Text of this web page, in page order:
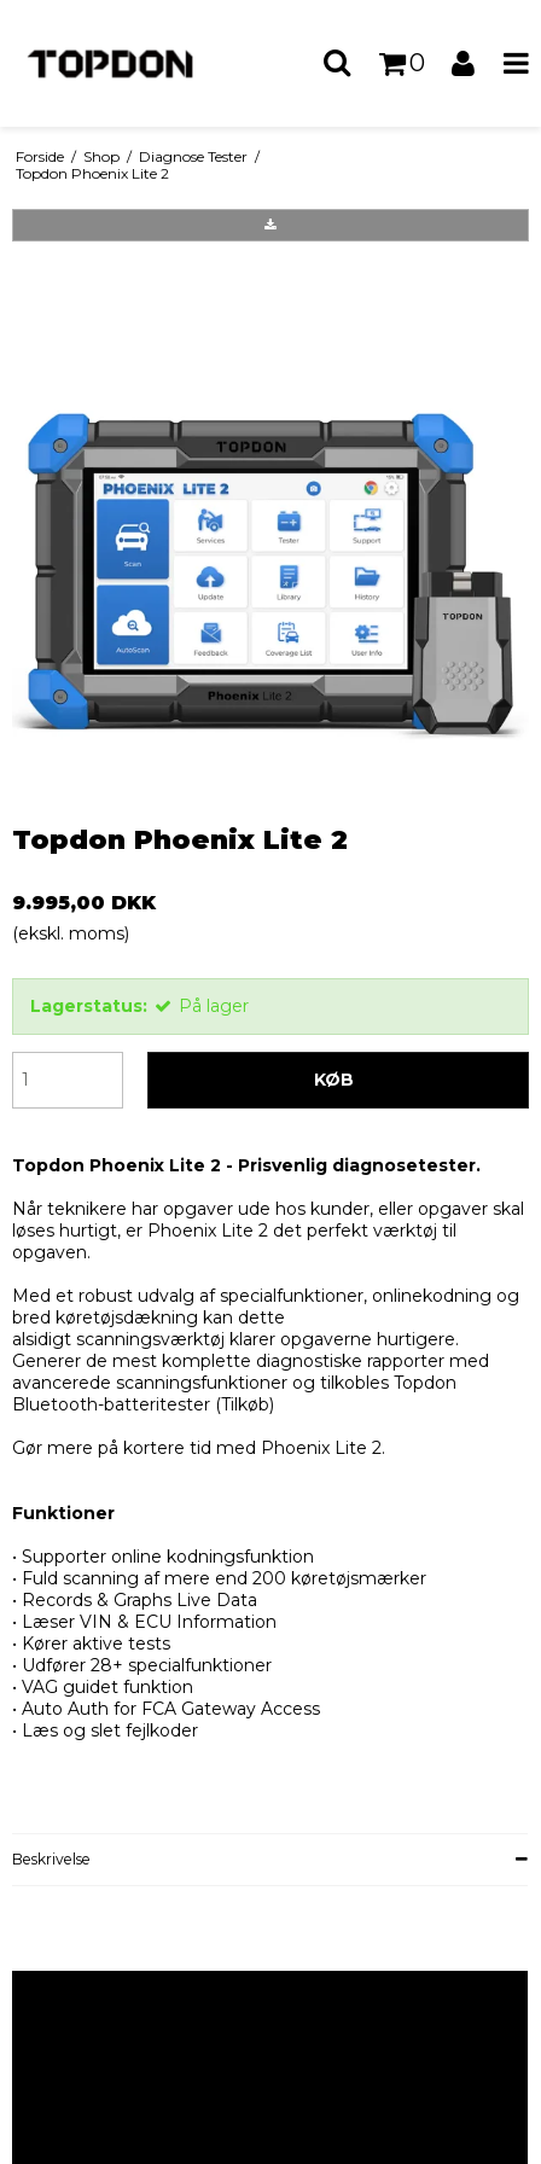
0
Forside / Shop / Diagnose Tester /
Topdon Phoenix Lite 2
Topdon Phoenix Lite 2
9.995,00 DKK
(ekskl. moms)
Lagerstatus: På lager
KØB
Topdon Phoenix Lite 2 - Prisvenlig diagnosetester.
Når teknikere har opgaver ude hos kunder, eller opgaver skal
løses hurtigt, er Phoenix Lite 2 det perfekt værktøj til
opgaven.
Med et robust udvalg af specialfunktioner, onlinekodning og
bred køretøjsdækning kan dette
alsidigt scanningsværktøj klarer opgaverne hurtigere.
Generer de mest komplette diagnostiske rapporter med
avancerede scanningsfunktioner og tilkobles Topdon
Bluetooth-batteritester (Tilkøb)
Gør mere på kortere tid med Phoenix Lite 2.
Funktioner
• Supporter online kodningsfunktion
• Fuld scanning af mere end 200 køretøjsmærker
• Records & Graphs Live Data
• Læser VIN & ECU Information
• Kører aktive tests
• Udfører 28+ specialfunktioner
• VAG guidet funktion
• Auto Auth for FCA Gateway Access
• Læs og slet fejlkoder
Beskrivelse